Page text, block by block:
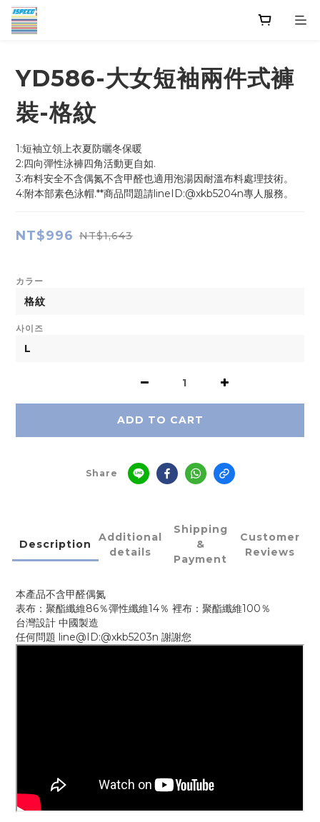
YD586-大女短袖兩件式褲
裝-格紋
1:短袖立領上衣夏防曬冬保暖
2:四向彈性泳褲四角活動更自如.
3:布料安全不含偶氮不含甲醛也適用泡湯因耐溫布料處理技術。
4:附本部素色泳帽.**商品問題請lineID:@xkb5204n專人服務。
NT$996 NT$1,643
カラー
사이즈
ADD TO CART
Share
Description
Additional
details
Shipping
&
Payment
Customer
Reviews
本產品不含甲醛偶氮
表布：聚酯纖維86％彈性纖維14％ 裡布：聚酯纖維100％
台灣設計 中國製造
任何問題 line@ID:@xkb5203n 謝謝您